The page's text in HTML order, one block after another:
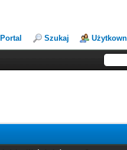
Portal Szukaj